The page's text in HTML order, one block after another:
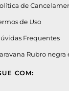
de
de Uso
Frequentes
Rubro negra
COM: